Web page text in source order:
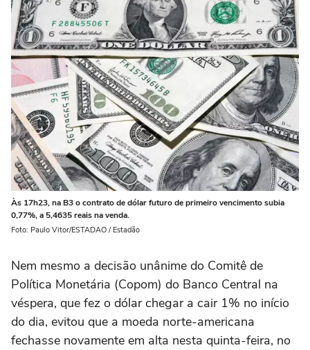
Às 17h23, na B3 o contrato de dólar futuro de primeiro vencimento subia
0,77%, a 5,4635 reais na venda.
Foto: Paulo Vitor/ESTADAO / Estadão
Nem mesmo a decisão unânime do Comitê de
Política Monetária (Copom) do Banco Central na
véspera, que fez o dólar chegar a cair 1% no início
do dia, evitou que a moeda norte-americana
fechasse novamente em alta nesta quinta-feira, no